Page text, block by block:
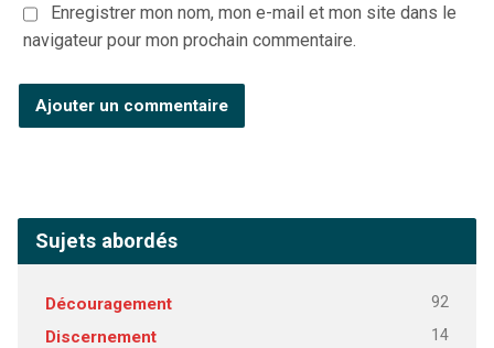
Enregistrer mon nom, mon e-mail et mon site dans le
navigateur pour mon prochain commentaire.
Sujets abordés
Découragement 92
Discernement 14